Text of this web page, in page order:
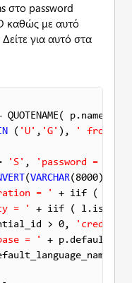
στο password
καθώς με αυτό
για αυτό στα
QUOTENAME( p.name )
( 'U' , 'G' ),
' from
'S' , 'password = '
( VARCHAR
= '
+ iif (
= '
+ iif (
> 0,
= '
+